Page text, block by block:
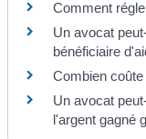
Comment
Un avocat
bénéficiaire
Combien
Un avocat
l'argent gagné